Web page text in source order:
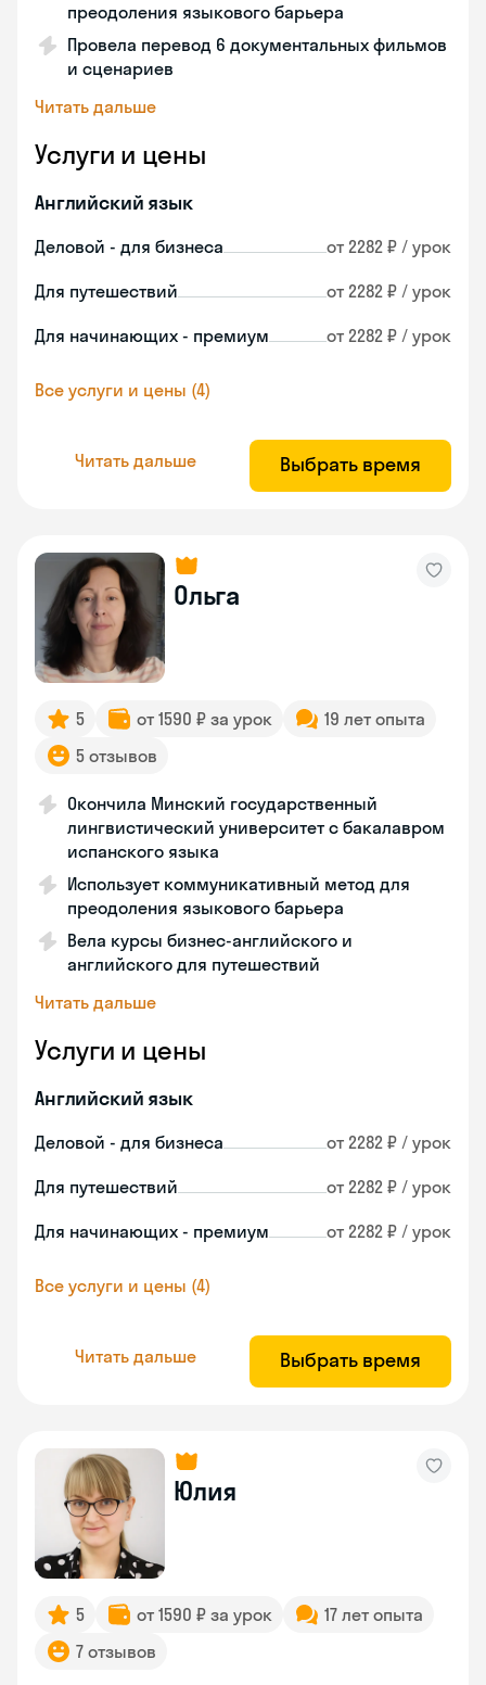
преодоления языкового барьера
Провела перевод 6 документальных фильмов
и сценариев
Читать дальше
Услуги и цены
Английский язык
Деловой - для бизнеса от 2282 ₽ / урок
Для путешествий от 2282 ₽ / урок
Для начинающих - премиум от 2282 ₽ / урок
Все услуги и цены (4)
Читать дальше Выбрать время
Ольга
5 от 1590 ₽ за урок
19 лет опыта
5 отзывов
Окончила Минский государственный
лингвистический университет с бакалавром
испанского языка
Использует коммуникативный метод для
преодоления языкового барьера
Вела курсы бизнес-английского и
английского для путешествий
Читать дальше
Услуги и цены
Английский язык
Деловой - для бизнеса от 2282 ₽ / урок
Для путешествий от 2282 ₽ / урок
Для начинающих - премиум от 2282 ₽ / урок
Все услуги и цены (4)
Читать дальше Выбрать время
Юлия
5 от 1590 ₽ за урок
17 лет опыта
7 отзывов